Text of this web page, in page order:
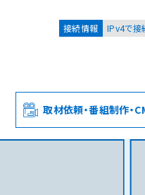
個人のお客様
接続情報 IPv4で接
取材依頼・番組制作・